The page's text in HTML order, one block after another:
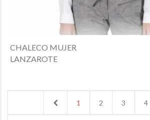
CHALECO MUJER
LANZAROTE
Previous
1 2 3 4